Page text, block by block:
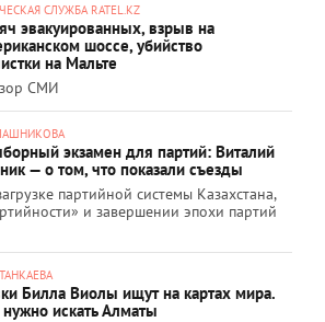
СЛУЖБА RATEL.KZ
эвакуированных, взрыв на
шоссе, убийство
на Мальте
СМИ
экзамен для партий: Виталий
— о том, что показали съезды
партийной системы Казахстана,
и завершении эпохи партий
Билла Виолы ищут на картах мира.
искать Алматы